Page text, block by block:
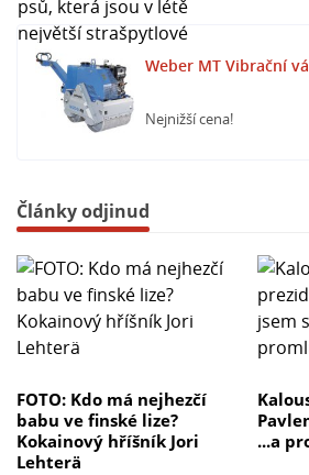
Weber MT Vibrační
Nejnižší cena!
Články odjinud
FOTO: Kdo má nejhezčí
babu ve finské lize?
Kokainový hříšník Jori
Lehterä
...a